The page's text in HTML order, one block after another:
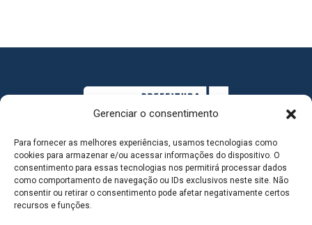
Gerenciar o consentimento
Para fornecer as melhores experiências, usamos tecnologias como
cookies para armazenar e/ou acessar informações do dispositivo. O
consentimento para essas tecnologias nos permitirá processar dados
como comportamento de navegação ou IDs exclusivos neste site. Não
consentir ou retirar o consentimento pode afetar negativamente certos
recursos e funções.
MAPA DO SITE